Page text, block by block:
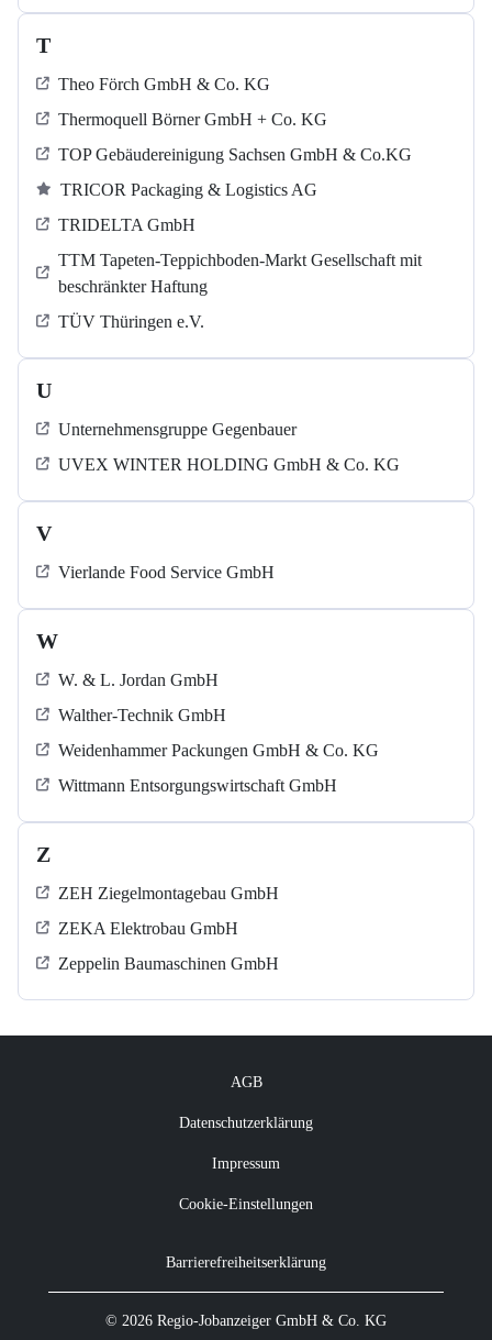
T
Theo Förch GmbH & Co. KG
Thermoquell Börner GmbH + Co. KG
TOP Gebäudereinigung Sachsen GmbH & Co.KG
TRICOR Packaging & Logistics AG
TRIDELTA GmbH
TTM Tapeten-Teppichboden-Markt Gesellschaft mit
beschränkter Haftung
TÜV Thüringen e.V.
U
Unternehmensgruppe Gegenbauer
UVEX WINTER HOLDING GmbH & Co. KG
V
Vierlande Food Service GmbH
W
W. & L. Jordan GmbH
Walther-Technik GmbH
Weidenhammer Packungen GmbH & Co. KG
Wittmann Entsorgungswirtschaft GmbH
Z
ZEH Ziegelmontagebau GmbH
ZEKA Elektrobau GmbH
Zeppelin Baumaschinen GmbH
AGB
Datenschutzerklärung
Impressum
Cookie-Einstellungen
Barrierefreiheitserklärung
© 2026 Regio-Jobanzeiger GmbH & Co. KG